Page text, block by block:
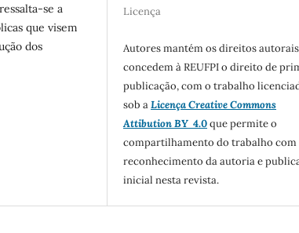
se a
que visem
dos
Licença
Autores mantém os direitos
concedem à REUFPI o direito de
publicação, com o trabalho
sob aLicença Creative Commons
Attibution BY 4.0que permite o
compartilhamento do trabalho com
reconhecimento da autoria e
inicial nesta revista.